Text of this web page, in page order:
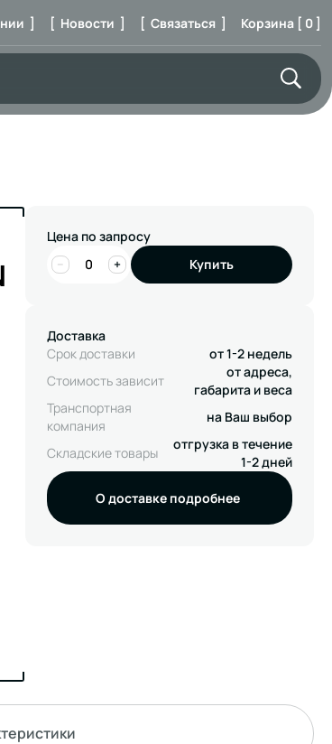
] [ Новости ] [ Связаться ] Корзина [ 0 ]
Цена по запросу
−
+ Купить
Доставка
Срок доставки
от 1-2 недель
Стоимость зависит
от адреса,
габарита и веса
Транспортная
компания
на Ваш выбор
Складские товары
отгрузка в течение
1-2 дней
О доставке подробнее